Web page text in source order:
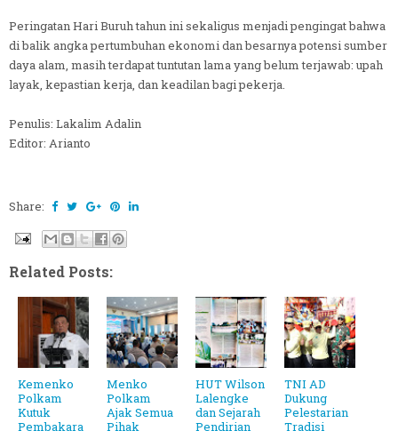
Peringatan Hari Buruh tahun ini sekaligus menjadi pengingat bahwa
di balik angka pertumbuhan ekonomi dan besarnya potensi sumber
daya alam, masih terdapat tuntutan lama yang belum terjawab: upah
layak, kepastian kerja, dan keadilan bagi pekerja.
Penulis: Lakalim Adalin
Editor: Arianto
Share:
Related Posts:
Kemenko
Polkam
Kutuk
Pembakara
Menko
Polkam
Ajak Semua
Pihak
HUT Wilson
Lalengke
dan Sejarah
Pendirian
TNI AD
Dukung
Pelestarian
Tradisi